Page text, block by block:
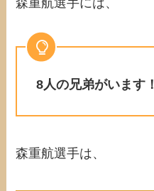
森重航選手には、
8人の兄弟がいます！
森重航選手は、